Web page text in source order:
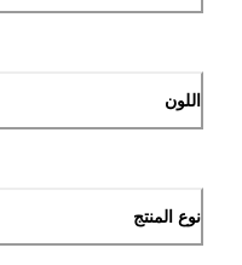
اللون
نوع المنتج